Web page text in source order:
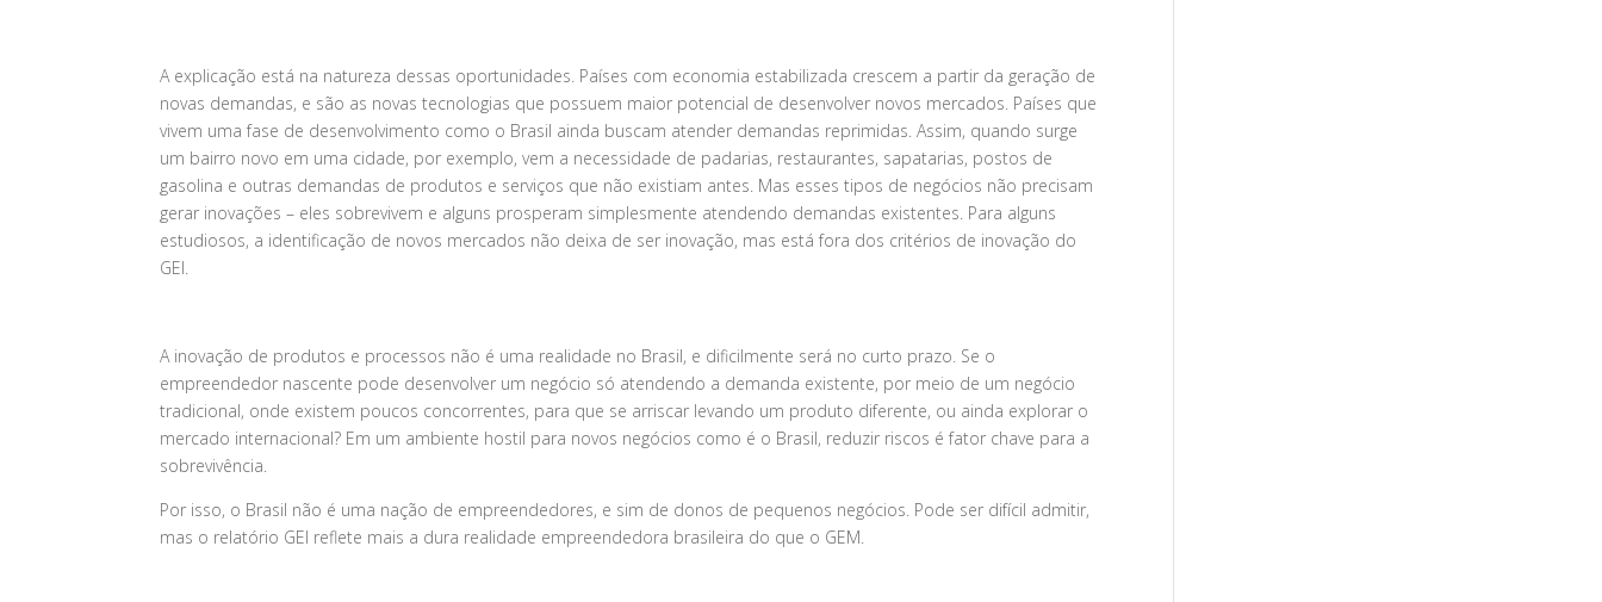
A explicação está na natureza dessas oportunidades. Países com economia estabilizada crescem a partir da geração de
novas demandas, e são as novas tecnologias que possuem maior potencial de desenvolver novos mercados. Países que
vivem uma fase de desenvolvimento como o Brasil ainda buscam atender demandas reprimidas. Assim, quando surge
um bairro novo em uma cidade, por exemplo, vem a necessidade de padarias, restaurantes, sapatarias, postos de
gasolina e outras demandas de produtos e serviços que não existiam antes. Mas esses tipos de negócios não precisam
gerar inovações – eles sobrevivem e alguns prosperam simplesmente atendendo demandas existentes. Para alguns
estudiosos, a identificação de novos mercados não deixa de ser inovação, mas está fora dos critérios de inovação do
GEI.
A inovação de produtos e processos não é uma realidade no Brasil, e dificilmente será no curto prazo. Se o
empreendedor nascente pode desenvolver um negócio só atendendo a demanda existente, por meio de um negócio
tradicional, onde existem poucos concorrentes, para que se arriscar levando um produto diferente, ou ainda explorar o
mercado internacional? Em um ambiente hostil para novos negócios como é o Brasil, reduzir riscos é fator chave para a
sobrevivência.
Por isso, o Brasil não é uma nação de empreendedores, e sim de donos de pequenos negócios. Pode ser difícil admitir,
mas o relatório GEI reflete mais a dura realidade empreendedora brasileira do que o GEM.